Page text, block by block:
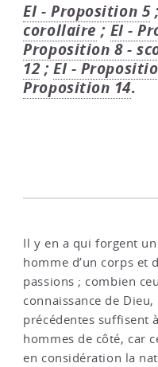
EI - Proposition 5
corollaire ; EI -
Proposition 8 -
12;EI -
Proposition 14.
Il y en a qui forgent
homme d’un corps et
passions ; combien
connaissance de
précédentes suffisent
hommes de côté, car
en considération la